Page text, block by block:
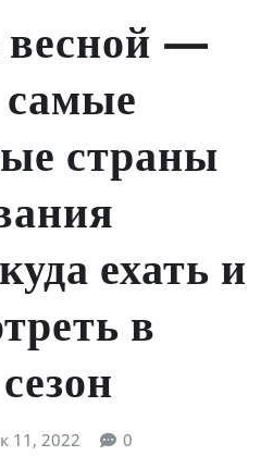
—
страны
ехать и
в
11, 2022 0